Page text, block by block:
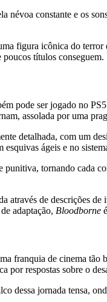
névoa constante e os
figura icônica do
títulos conseguem.
pode ser jogado no
assolada por uma
detalhada, com um
ágeis e no
punitiva, tornando cada
através de descrições
adaptação, Bloodborne
franquia de cinema tão
respostas sobre o
dessa jornada tensa,